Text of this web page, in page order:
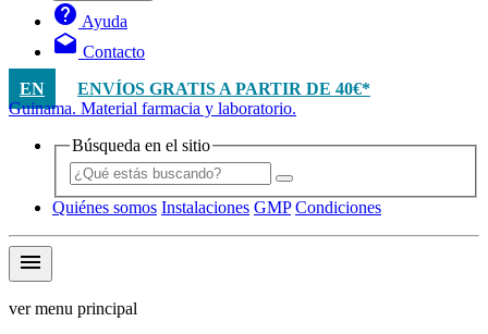
help Ayuda
drafts Contacto
EN
ENVÍOS GRATIS A PARTIR DE 40€*
Guinama. Material farmacia y laboratorio.
Búsqueda en el sitio
Quiénes somos Instalaciones GMP Condiciones
menu
ver menu principal